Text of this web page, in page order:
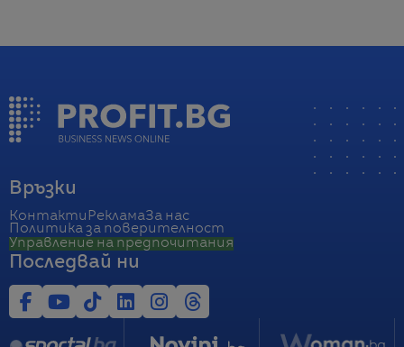
Връзки
Контакти РекламаЗа нас
Политика за поверителност
Управление на предпочитания
Последвай ни